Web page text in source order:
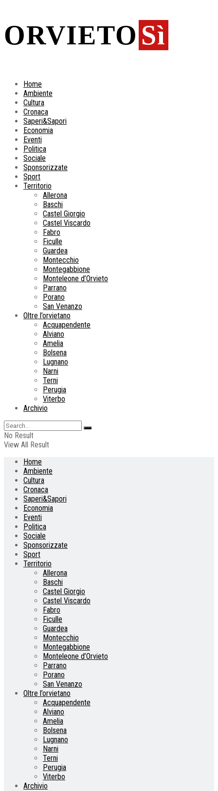
ORVIETO Sì
Home
Ambiente
Cultura
Cronaca
Saperi&Sapori
Economia
Eventi
Politica
Sociale
Sponsorizzate
Sport
Territorio
Allerona
Baschi
Castel Giorgio
Castel Viscardo
Fabro
Ficulle
Guardea
Montecchio
Montegabbione
Monteleone d’Orvieto
Parrano
Porano
San Venanzo
Oltre l’orvietano
Acquapendente
Alviano
Amelia
Bolsena
Lugnano
Narni
Terni
Perugia
Viterbo
Archivio
No Result
View All Result
Home
Ambiente
Cultura
Cronaca
Saperi&Sapori
Economia
Eventi
Politica
Sociale
Sponsorizzate
Sport
Territorio
Allerona
Baschi
Castel Giorgio
Castel Viscardo
Fabro
Ficulle
Guardea
Montecchio
Montegabbione
Monteleone d’Orvieto
Parrano
Porano
San Venanzo
Oltre l’orvietano
Acquapendente
Alviano
Amelia
Bolsena
Lugnano
Narni
Terni
Perugia
Viterbo
Archivio